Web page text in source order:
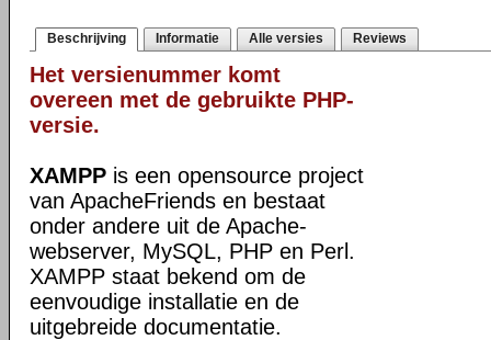
Beschrijving Informatie Alle versies Reviews
Het versienummer komt
overeen met de gebruikte PHP-
versie.
XAMPP is een opensource project
van ApacheFriends en bestaat
onder andere uit de Apache-
webserver, MySQL, PHP en Perl.
XAMPP staat bekend om de
eenvoudige installatie en de
uitgebreide documentatie.